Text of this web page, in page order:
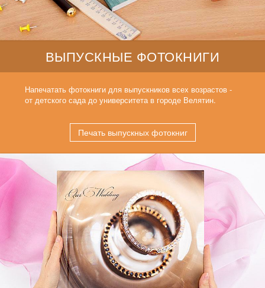
ВЫПУСКНЫЕ ФОТОКНИГИ
Напечатать фотокниги для выпускников всех возрастов -
от детского сада до университета в городе Велятин.
Печать выпускных фотокниг